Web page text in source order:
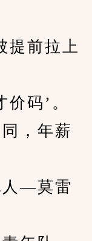
前拉上
码’。
，年薪
—莫雷